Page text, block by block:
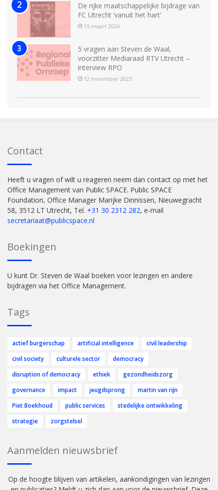
De rijke maatschappelijke bijdrage van
FC Utrecht ‘vanuit het hart’
15 maart 2026
5 vragen aan Steven de Waal,
voorzitter Mediaraad RTV Utrecht –
interview RPO
12 november 2025
Contact
Heeft u vragen of wilt u reageren neem dan contact op met het
Office Management van Public SPACE. Public SPACE
Foundation, Office Manager Marijke Dinnissen, Nieuwegracht
58, 3512 LT Utrecht, Tel. +31 30 2312 282, e-mail
secretariaat@publicspace.nl
Boekingen
U kunt Dr. Steven de Waal boeken voor lezingen en andere
bijdragen via het Office Management.
Tags
actief burgerschap artificial intelligence
civil leadership
civil society
culturele sector
democracy
disruption of democracy
ethiek
gezondheidszorg
governance
impact jeugdsprong
martin van rijn
Piet Boekhoud
public services
stedelijke ontwikkeling
strategie
zorgstelsel
Aanmelden nieuwsbrief
Op de hoogte blijven van artikelen, aankondigingen van lezingen